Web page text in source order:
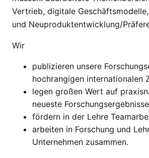
Vertrieb, digitale
und Neuproduktentwicklung/
Wir
publizieren unsere
hochrangigen internationalen
legen großen Wert auf
neueste
fördern in der Lehre
arbeiten in Forschung und
Unternehmen zusammen.